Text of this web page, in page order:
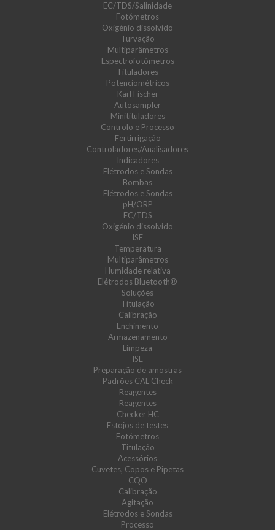
EC/TDS/Salinidade
Fotómetros
Oxigénio dissolvido
Turvação
Multiparâmetros
Espectrofotómetros
Tituladores
Potenciométricos
Karl Fischer
Autosampler
Minitituladores
Controlo e Processo
Fertirrigação
Controladores/Analisadores
Indicadores
Elétrodos e Sondas
Bombas
Elétrodos e Sondas
pH/ORP
EC/TDS
Oxigénio dissolvido
ISE
Temperatura
Multiparâmetros
Humidade relativa
Elétrodos Bluetooth®
Soluções
Titulação
Calibração
Enchimento
Armazenamento
Limpeza
ISE
Preparação de amostras
Padrões CAL Check
Reagentes
Reagentes
Checker HC
Estojos de testes
Fotómetros
Titulação
Acessórios
Cuvetes, Copos e Pipetas
CQO
Calibração
Agitação
Elétrodos e Sondas
Processo